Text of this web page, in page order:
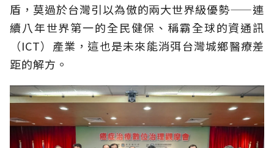
盾，莫過於台灣引以為傲的兩大世界級優勢——連
續八年世界第一的全民健保、稱霸全球的資通訊
（ICT）產業，這也是未來能消弭台灣城鄉醫療差
距的解方。